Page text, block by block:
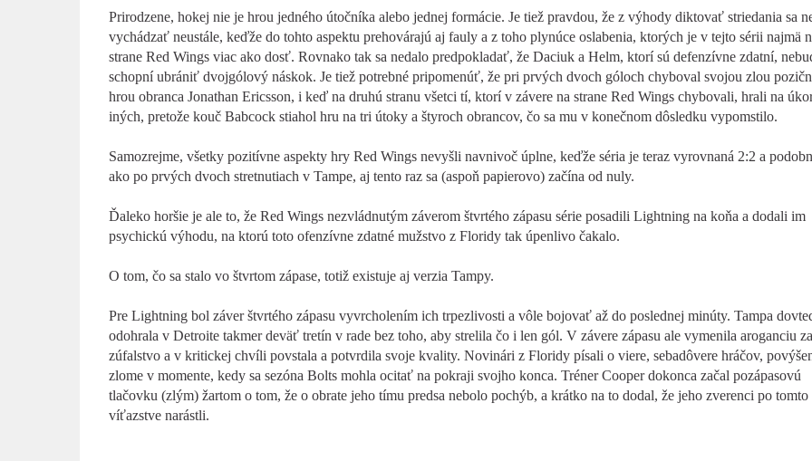
Prirodzene, hokej nie je hrou jedného útočníka alebo jednej formácie. Je tiež pravdou, že z výhody diktovať striedania sa
vychádzať neustále, keďže do tohto aspektu prehovárajú aj fauly a z toho plynúce oslabenia, ktorých je v tejto sérii najmä
strane Red Wings viac ako dosť. Rovnako tak sa nedalo predpokladať, že Daciuk a Helm, ktorí sú defenzívne zdatní,
schopní ubrániť dvojgólový náskok. Je tiež potrebné pripomenúť, že pri prvých dvoch góloch chyboval svojou zlou
hrou obranca Jonathan Ericsson, i keď na druhú stranu všetci tí, ktorí v závere na strane Red Wings chybovali, hrali na
iných, pretože kouč Babcock stiahol hru na tri útoky a štyroch obrancov, čo sa mu v konečnom dôsledku vypomstilo.
Samozrejme, všetky pozitívne aspekty hry Red Wings nevyšli navnivoč úplne, keďže séria je teraz vyrovnaná 2:2 a
ako po prvých dvoch stretnutiach v Tampe, aj tento raz sa (aspoň papierovo) začína od nuly.
Ďaleko horšie je ale to, že Red Wings nezvládnutým záverom štvrtého zápasu série posadili Lightning na koňa a dodali im
psychickú výhodu, na ktorú toto ofenzívne zdatné mužstvo z Floridy tak úpenlivo čakalo.
O tom, čo sa stalo vo štvrtom zápase, totiž existuje aj verzia Tampy.
Pre Lightning bol záver štvrtého zápasu vyvrcholením ich trpezlivosti a vôle bojovať až do poslednej minúty. Tampa
odohrala v Detroite takmer deväť tretín v rade bez toho, aby strelila čo i len gól. V závere zápasu ale vymenila aroganciu za
zúfalstvo a v kritickej chvíli povstala a potvrdila svoje kvality. Novinári z Floridy písali o viere, sebadôvere hráčov,
zlome v momente, kedy sa sezóna Bolts mohla ocitať na pokraji svojho konca. Tréner Cooper dokonca začal pozápasovú
tlačovku (zlým) žartom o tom, že o obrate jeho tímu predsa nebolo pochýb, a krátko na to dodal, že jeho zverenci po tomto
víťazstve narástli.